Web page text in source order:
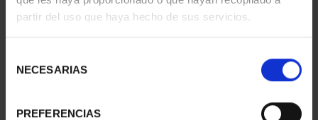
partir del uso que haya hecho de sus servicios.
NECESARIAS
PREFERENCIAS